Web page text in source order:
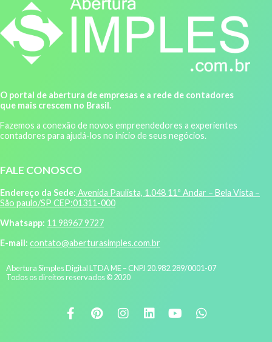
O portal de abertura de empresas e a rede de contadores
que mais crescem no Brasil.
Fazemos a conexão de novos empreendedores a experientes
contadores para ajudá-los no início de seus negócios.
FALE CONOSCO
Endereço da Sede: Avenida Paulista, 1.048 11º Andar – Bela Vista –
São paulo/SP CEP:01311-000
Whatsapp: 11 98967 9727
E-mail: contato@aberturasimples.com.br
Abertura Simples Digital LTDA ME – CNPJ 20.982.289/0001-07
Todos os direitos reservados © 2020